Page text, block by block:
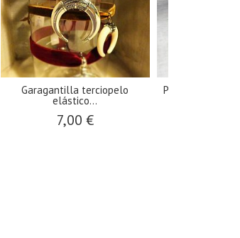
Garagantilla terciopelo
elástico...
7,00 €
Pack de 10